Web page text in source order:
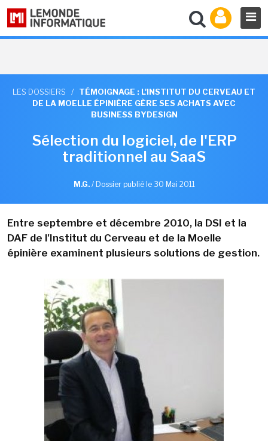
LES DOSSIERS /
TÉMOIGNAGE : L'INSTITUT DU CERVEAU ET
DE LA MOELLE ÉPINIÈRE GÈRE SES ACHATS AVEC
BUSINESS BYDESIGN
Sélection du logiciel, de l'ERP
traditionnel au SaaS
M.G./ Dossier publié le 30 Mai 2011
Entre septembre et décembre 2010, la DSI et la
DAF de l'Institut du Cerveau et de la Moelle
épinière examinent plusieurs solutions de gestion.